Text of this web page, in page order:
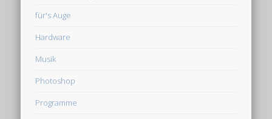
für's Auge
Hardware
Musik
Photoshop
Programme